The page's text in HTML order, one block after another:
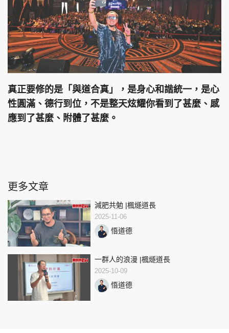
真正要修的是「與道合真」，是身心和諧統一，是心
性圓滿、德行到位，不是整天炫耀你看到了甚麼、感
應到了甚麼、附體了甚麼。
更多文章
減肥共勉 |楓燧道長
2025-11-06
悟道德
一群人的浪漫 |楓燧道長
2025-10-09
悟道德